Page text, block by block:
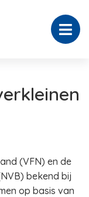
(VFN) en de
bekend bij
op basis van